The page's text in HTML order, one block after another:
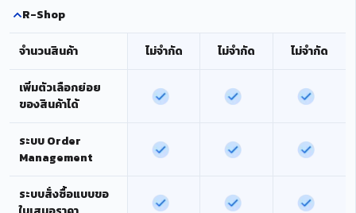
R-Shop
จำนวนสินค้า ไม่จำกัด ไม่จำกัด ไม่จำกัด
เพิ่มตัวเลือกย่อย
ของสินค้าได้
ระบบ Order
Management
ระบบสั่งซื้อแบบขอ